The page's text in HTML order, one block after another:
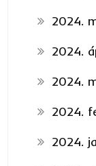
2024.
2024.
2024.
2024.
2024.